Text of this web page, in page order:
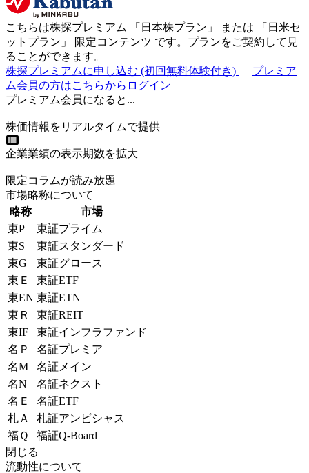
こちらは株探プレミアム 「 日本株プラン 」 または 「 日米セ
ットプラン 」 限定コンテンツ です。プランをご契約して見
ることができます。
株探プレミアムに申し込む (初回無料体験付き)
プレミア
ム会員の方はこちらからログイン
プレミアム会員になると...
株価情報をリアルタイムで提供
企業業績の表示期数を拡大
限定コラムが読み放題
市場略称について
略称
市場
東P
東証プライム
東S
東証スタンダード
東G
東証グロース
東Ｅ
東証ETF
東EN 東証ETN
東Ｒ
東証REIT
東IF
東証インフラファンド
名Ｐ
名証プレミア
名M
名証メイン
名N
名証ネクスト
名Ｅ
名証ETF
札Ａ
札証アンビシャス
福Ｑ
福証Q-Board
閉じる
流動性について